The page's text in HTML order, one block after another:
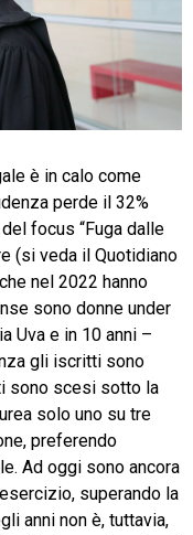
è in calo come
perde il 32%
focus “Fuga dalle
(si veda il Quotidiano
nel 2022 hanno
sono donne under
Uva e in 10 anni –
gli iscritti sono
sono scesi sotto la
solo uno su tre
preferendo
Ad oggi sono ancora
superando la
anni non è, tuttavia,